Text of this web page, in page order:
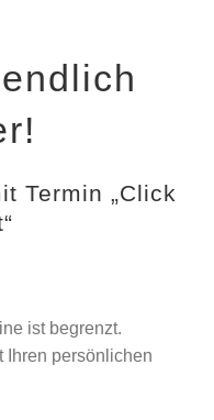
Termin „Click
ist begrenzt.
Ihren persönlichen